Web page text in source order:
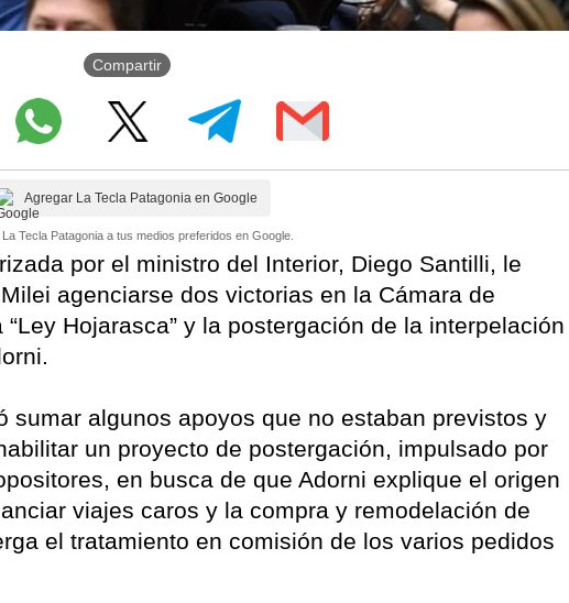
Compartir
Agregar La Tecla Patagonia en Google
Tecla Patagonia a tus medios preferidos en Google.
por el ministro del Interior, Diego Santilli, le
agenciarse dos victorias en la Cámara de
Hojarasca” y la postergación de la interpelación
sumar algunos apoyos que no estaban previstos y
un proyecto de postergación, impulsado por
en busca de que Adorni explique el origen
viajes caros y la compra y remodelación de
el tratamiento en comisión de los varios pedidos